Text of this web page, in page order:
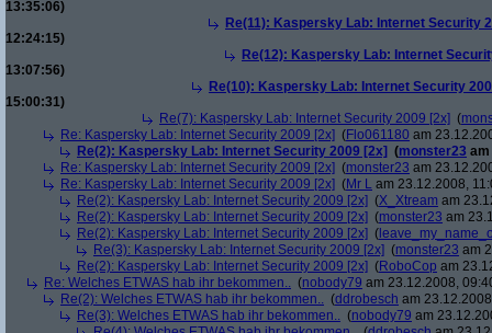
13:35:06)
Re(11): Kaspersky Lab: Internet Security
12:24:15)
Re(12): Kaspersky Lab: Internet
13:07:56)
Re(10): Kaspersky Lab: Internet Security
15:00:31)
Re(7): Kaspersky Lab: Internet Security 2009 [2x] (
Re: Kaspersky Lab: Internet Security 2009 [2x] (Flo061180 am
Re(2): Kaspersky Lab: Internet Security 2009 [2x] (monster23 am
Re: Kaspersky Lab: Internet Security 2009 [2x] (monster23 am
Re: Kaspersky Lab: Internet Security 2009 [2x] (Mr L am 23.12.2008,
Re(2): Kaspersky Lab: Internet Security 2009 [2x] (X_Xtream am
Re(2): Kaspersky Lab: Internet Security 2009 [2x] (monster23 am
Re(2): Kaspersky Lab: Internet Security 2009 [2x] (
Re(3): Kaspersky Lab: Internet Security 2009 [2x] (monster23 am
Re(2): Kaspersky Lab: Internet Security 2009 [2x] (RoboCop am
Re: Welches ETWAS hab ihr bekommen.. (nobody79 am 23.12.2008,
Re(2): Welches ETWAS hab ihr bekommen.. (ddrobesch am
Re(3): Welches ETWAS hab ihr bekommen.. (nobody79 am